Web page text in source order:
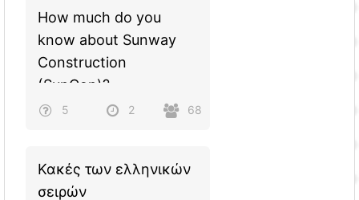
How much do you
know about Sunway
Construction
(SunCon)?
5 2 68
Κακές των ελληνικών
σειρών